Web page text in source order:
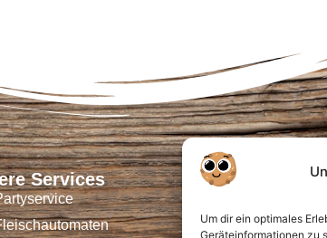
Um dir ein optimales
Geräteinformationen zu
Services